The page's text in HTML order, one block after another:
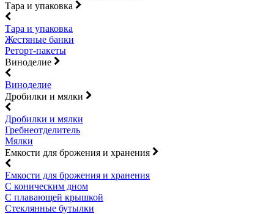
Тара и упаковка
Тара и упаковка
Жестяные банки
Реторт-пакеты
Виноделие
Виноделие
Дробилки и мялки
Дробилки и мялки
Гребнеотделитель
Мялки
Емкости для брожения и хранения
Емкости для брожения и хранения
С коническим дном
С плавающей крышкой
Стеклянные бутылки